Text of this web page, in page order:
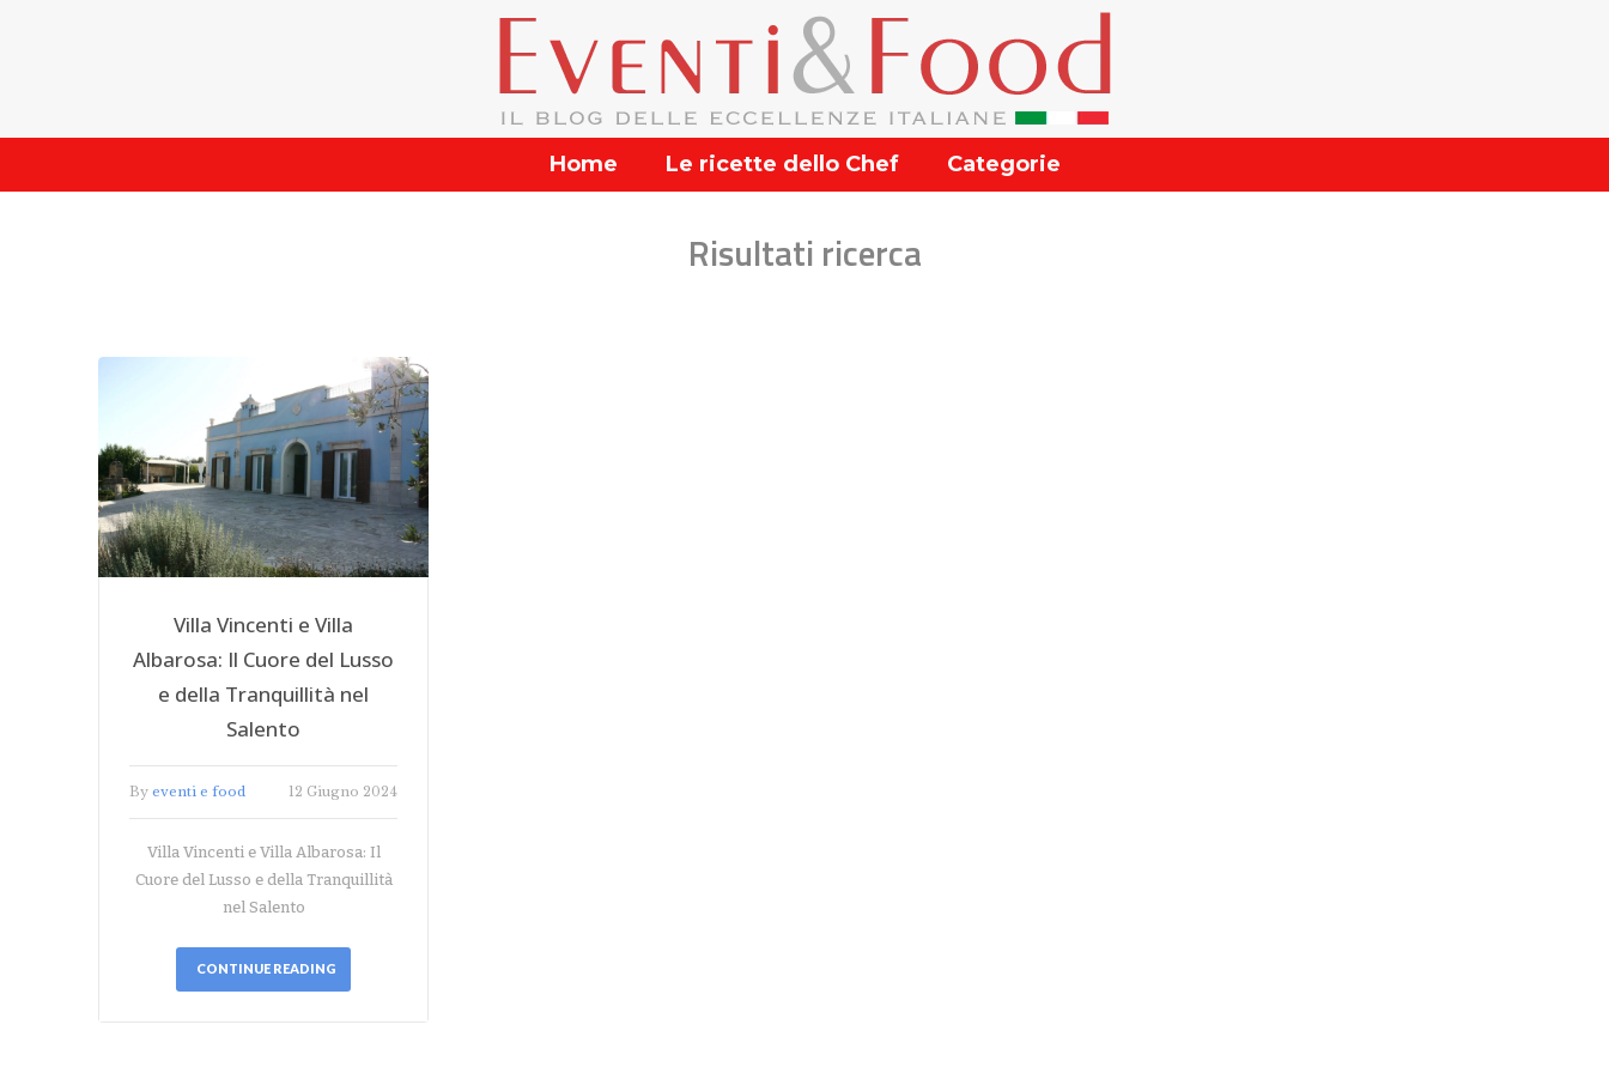
Home Le ricette dello Chef Categorie
Risultati ricerca
Villa Vincenti e Villa
Albarosa: Il Cuore del Lusso
e della Tranquillità nel
Salento
By eventi e food 12 Giugno 2024
Villa Vincenti e Villa Albarosa: Il
Cuore del Lusso e della Tranquillità
nel Salento
CONTINUE READING